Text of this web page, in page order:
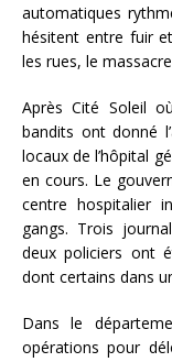
automatiques
hésitent entre fuir
les rues, le
Après Cité Soleil
bandits ont donné
locaux de l’hôpital
en cours. Le
centre hospitalier
gangs. Trois
deux policiers ont
dont certains dans
Dans le
opérations pour